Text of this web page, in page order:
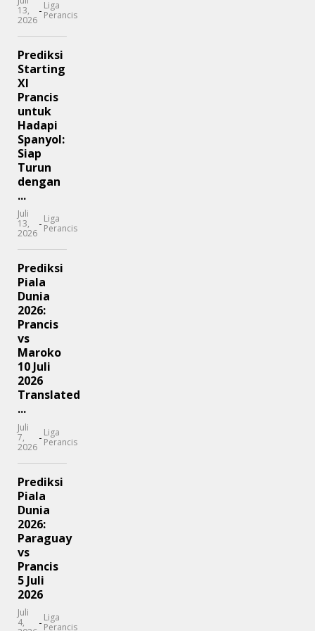
13,
2026
- Liga
Perancis
Prediksi
Starting
XI
Prancis
untuk
Hadapi
Spanyol:
Siap
Turun
dengan
...
Juli
13,
2026
- Liga
Perancis
Prediksi
Piala
Dunia
2026:
Prancis
vs
Maroko
10 Juli
2026
Translated
...
Juli
7,
2026
- Liga
Perancis
Prediksi
Piala
Dunia
2026:
Paraguay
vs
Prancis
5 Juli
2026
Juli
4,
- Liga
Perancis